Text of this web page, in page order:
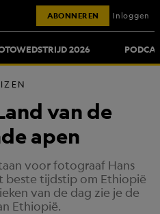
2026
ABONNEREN Inloggen
van de
apen
voor fotograaf Hans
beste tijdstip om Ethiopië
van de dag zie je de
Ethiopië.